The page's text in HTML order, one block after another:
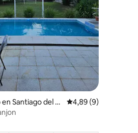
de 5. 10 evaluaciones
Santiago del Es
Calificación
4,89 (9)